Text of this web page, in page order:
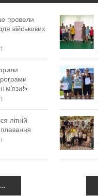
провели
військових
м’язи!»
літній
плавання
В Днепре автомобиль сбил четырёх человек, – ФОТО, ВИДЕО